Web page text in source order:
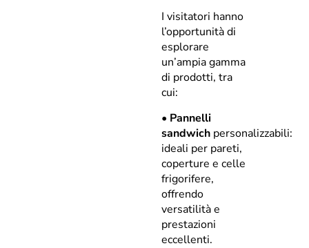
I visitatori hanno
l’opportunità di
esplorare
un’ampia gamma
di prodotti, tra
cui:
• Pannelli
sandwich personalizzabili:
ideali per pareti,
coperture e celle
frigorifere,
offrendo
versatilità e
prestazioni
eccellenti.